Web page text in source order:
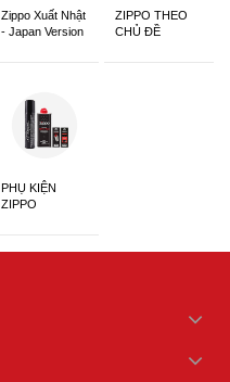
Zippo Xuất Nhật
- Japan Version
ZIPPO THEO
CHỦ ĐỀ
PHỤ KIỆN
ZIPPO